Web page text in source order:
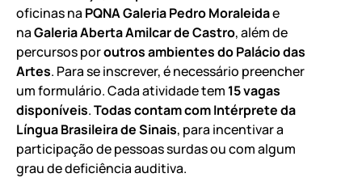
oficinas na PQNA Galeria Pedro Moraleidae
naGaleria Aberta Amilcar de Castro, além de
percursos poroutros ambientes do Palácio das
Artes. Para se inscrever, é necessário preencher
um formulário. Cada atividade tem 15 vagas
disponíveis.Todas contam com Intérprete da
Língua Brasileira de Sinais, para incentivar a
participação de pessoas surdas ou com algum
grau de deficiência auditiva.